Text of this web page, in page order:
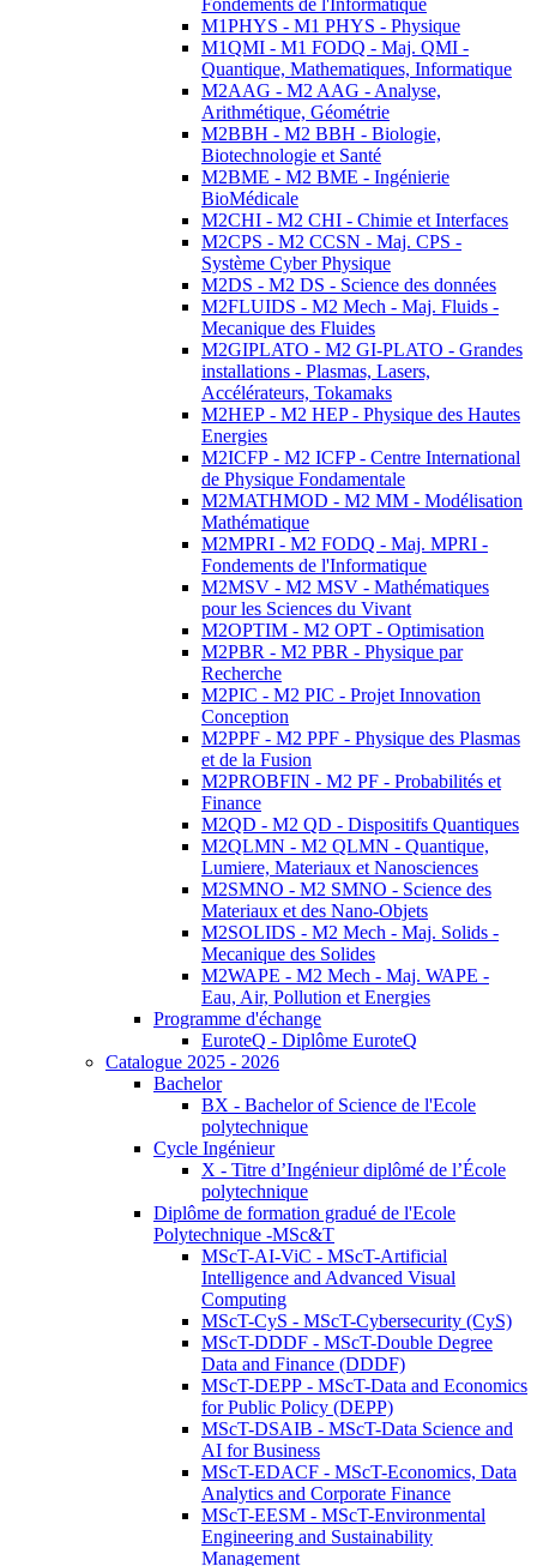
Fondements de l'Informatique
M1PHYS - M1 PHYS - Physique
M1QMI - M1 FODQ - Maj. QMI -
Quantique, Mathematiques, Informatique
M2AAG - M2 AAG - Analyse,
Arithmétique, Géométrie
M2BBH - M2 BBH - Biologie,
Biotechnologie et Santé
M2BME - M2 BME - Ingénierie
BioMédicale
M2CHI - M2 CHI - Chimie et Interfaces
M2CPS - M2 CCSN - Maj. CPS -
Système Cyber Physique
M2DS - M2 DS - Science des données
M2FLUIDS - M2 Mech - Maj. Fluids -
Mecanique des Fluides
M2GIPLATO - M2 GI-PLATO - Grandes
installations - Plasmas, Lasers,
Accélérateurs, Tokamaks
M2HEP - M2 HEP - Physique des Hautes
Energies
M2ICFP - M2 ICFP - Centre International
de Physique Fondamentale
M2MATHMOD - M2 MM - Modélisation
Mathématique
M2MPRI - M2 FODQ - Maj. MPRI -
Fondements de l'Informatique
M2MSV - M2 MSV - Mathématiques
pour les Sciences du Vivant
M2OPTIM - M2 OPT - Optimisation
M2PBR - M2 PBR - Physique par
Recherche
M2PIC - M2 PIC - Projet Innovation
Conception
M2PPF - M2 PPF - Physique des Plasmas
et de la Fusion
M2PROBFIN - M2 PF - Probabilités et
Finance
M2QD - M2 QD - Dispositifs Quantiques
M2QLMN - M2 QLMN - Quantique,
Lumiere, Materiaux et Nanosciences
M2SMNO - M2 SMNO - Science des
Materiaux et des Nano-Objets
M2SOLIDS - M2 Mech - Maj. Solids -
Mecanique des Solides
M2WAPE - M2 Mech - Maj. WAPE -
Eau, Air, Pollution et Energies
Programme d'échange
EuroteQ - Diplôme EuroteQ
Catalogue 2025 - 2026
Bachelor
BX - Bachelor of Science de l'Ecole
polytechnique
Cycle Ingénieur
X - Titre d’Ingénieur diplômé de l’École
polytechnique
Diplôme de formation gradué de l'Ecole
Polytechnique -MSc&T
MScT-AI-ViC - MScT-Artificial
Intelligence and Advanced Visual
Computing
MScT-CyS - MScT-Cybersecurity (CyS)
MScT-DDDF - MScT-Double Degree
Data and Finance (DDDF)
MScT-DEPP - MScT-Data and Economics
for Public Policy (DEPP)
MScT-DSAIB - MScT-Data Science and
AI for Business
MScT-EDACF - MScT-Economics, Data
Analytics and Corporate Finance
MScT-EESM - MScT-Environmental
Engineering and Sustainability
Management